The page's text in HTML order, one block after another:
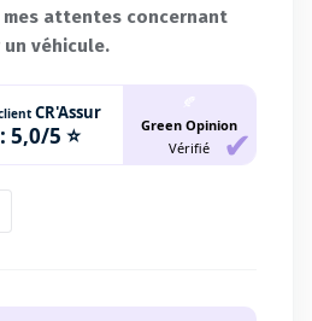
mes attentes concernant
un véhicule.
CR'Assur
5,0/5 ⭐
Green Opinion
Vérifié